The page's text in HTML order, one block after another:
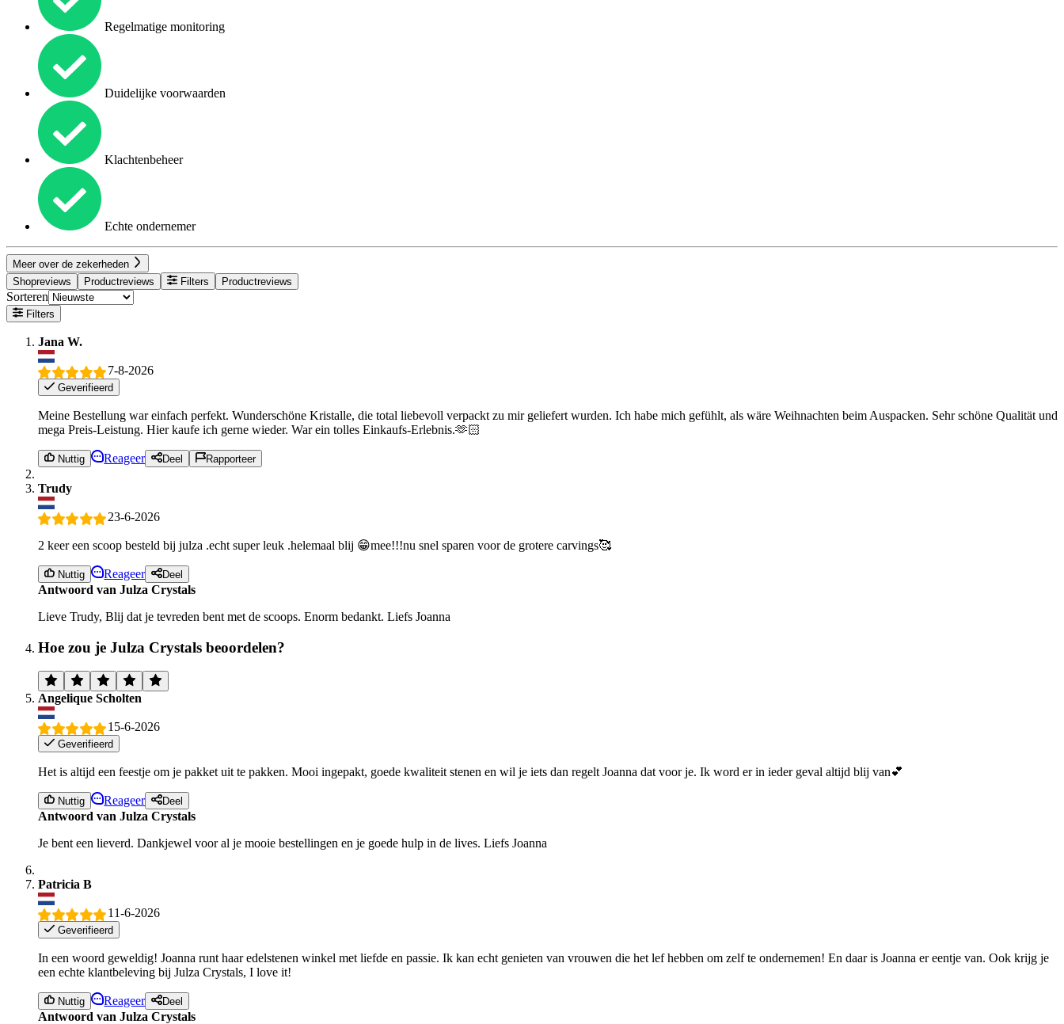
Regelmatige monitoring
Duidelijke voorwaarden
Klachtenbeheer
Echte ondernemer
Meer over de zekerheden
Shopreviews
Productreviews Filters Productreviews
Sorteren
Filters
Jana W.
7-8-2026
Geverifieerd
Meine Bestellung war einfach perfekt. Wunderschöne Kristalle, die total liebevoll verpackt zu mir geliefert wurden. Ich habe mich gefühlt, als wäre Weihnachten beim Auspacken. Sehr schöne Qualität und
mega Preis-Leistung. Hier kaufe ich gerne wieder. War ein tolles Einkaufs-Erlebnis.🫶🏻
Nuttig Reageer Deel Rapporteer
Trudy
23-6-2026
2 keer een scoop besteld bij julza .echt super leuk .helemaal blij 😁mee!!!nu snel sparen voor de grotere carvings🥰
Nuttig Reageer Deel
Antwoord van Julza Crystals
Lieve Trudy, Blij dat je tevreden bent met de scoops. Enorm bedankt. Liefs Joanna
Hoe zou je Julza Crystals beoordelen?
Angelique Scholten
15-6-2026
Geverifieerd
Het is altijd een feestje om je pakket uit te pakken. Mooi ingepakt, goede kwaliteit stenen en wil je iets dan regelt Joanna dat voor je. Ik word er in ieder geval altijd blij van💕
Nuttig Reageer Deel
Antwoord van Julza Crystals
Je bent een lieverd. Dankjewel voor al je mooie bestellingen en je goede hulp in de lives. Liefs Joanna
Patricia B
11-6-2026
Geverifieerd
In een woord geweldig! Joanna runt haar edelstenen winkel met liefde en passie. Ik kan echt genieten van vrouwen die het lef hebben om zelf te ondernemen! En daar is Joanna er eentje van. Ook krijg je
een echte klantbeleving bij Julza Crystals, I love it!
Nuttig Reageer Deel
Antwoord van Julza Crystals